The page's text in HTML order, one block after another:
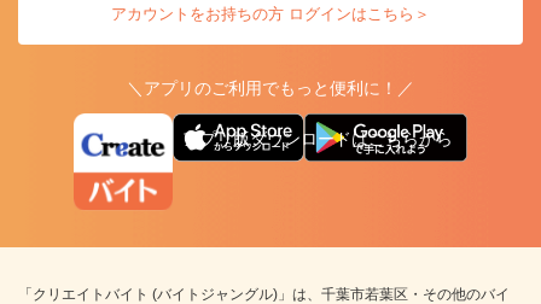
アカウントをお持ちの方 ログインはこちら＞
＼アプリのご利用でもっと便利に！／
アプリ版ダウンロードはこちらから
「クリエイトバイト (バイトジャングル)」は、千葉市若葉区・その他のバイ